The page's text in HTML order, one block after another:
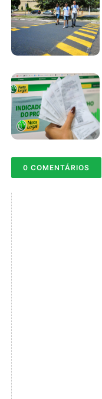
0 COMENTÁRIOS